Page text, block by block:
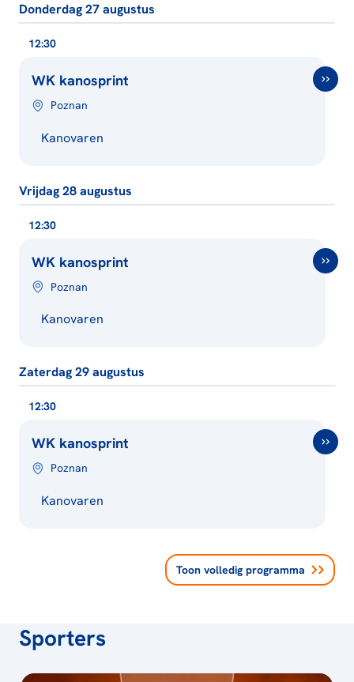
Donderdag 27 augustus
12:30
WK kanosprint
Poznan
Kanovaren
Vrijdag 28 augustus
12:30
WK kanosprint
Poznan
Kanovaren
Zaterdag 29 augustus
12:30
WK kanosprint
Poznan
Kanovaren
Toon volledig programma
Sporters